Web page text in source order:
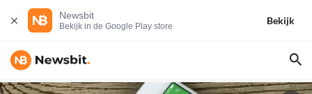
Newsbit
Bekijk in de Google Play store
Bekijk